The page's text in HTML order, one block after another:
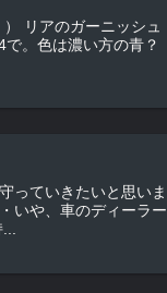
っていきたいと思いま
いや、車のディーラー
...